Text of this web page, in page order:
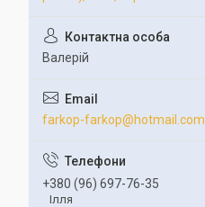
Валерій
farkop-farkop@hotmail.com
+380 (96) 697-76-35
Ілля